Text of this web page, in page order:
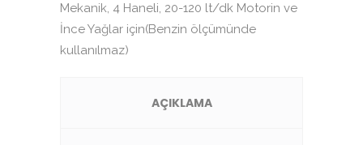
Mekanik, 4 Haneli, 20-120 lt/dk Motorin ve
İnce Yağlar için(Benzin ölçümünde
kullanılmaz)
AÇIKLAMA